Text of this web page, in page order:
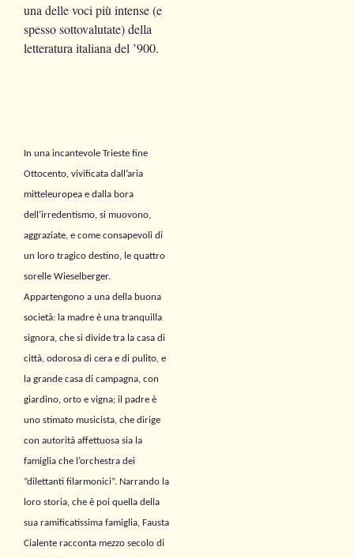
una delle voci più intense (e
spesso sottovalutate) della
letteratura italiana del ’900.
In una incantevole Trieste fine
Ottocento, vivificata dall’aria
mitteleuropea e dalla bora
dell’irredentismo, si muovono,
aggraziate, e come consapevoli di
un loro tragico destino, le quattro
sorelle Wieselberger.
Appartengono a una della buona
società: la madre è una tranquilla
signora, che si divide tra la casa di
città, odorosa di cera e di pulito, e
la grande casa di campagna, con
giardino, orto e vigna; il padre è
uno stimato musicista, che dirige
con autorità affettuosa sia la
famiglia che l’orchestra dei
“dilettanti filarmonici”. Narrando la
loro storia, che è poi quella della
sua ramificatissima famiglia, Fausta
Cialente racconta mezzo secolo di